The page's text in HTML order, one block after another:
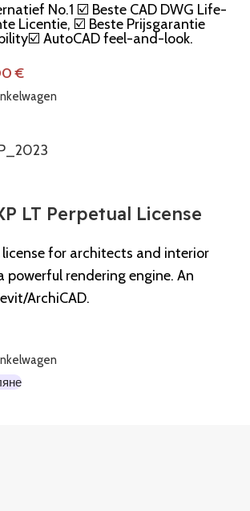
No.1 ☑️ Beste CAD DWG Life-
Licentie, ☑️ Beste Prijsgarantie
AutoCAD feel-and-look.
€
LT Perpetual License
license for architects and interior
powerful rendering engine. An
ArchiCAD.